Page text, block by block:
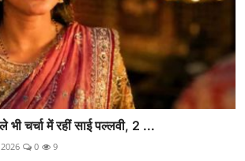
भी चर्चा में रहीं साई पल्लवी, 2 ...
0 9